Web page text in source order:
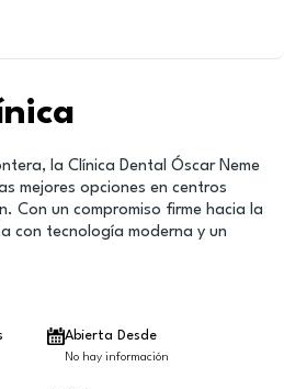
la Clínica Dental Óscar Neme
mejores opciones en centros
Con un compromiso firme hacia la
con tecnología moderna y un
Abierta Desde
No hay información